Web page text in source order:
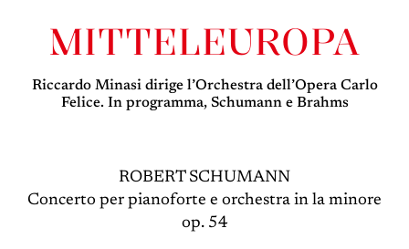
MITTELEUROPA
Riccardo Minasi dirige l’Orchestra dell’Opera Carlo
Felice. In programma, Schumann e Brahms
ROBERT SCHUMANN
Concerto per pianoforte e orchestra in la minore
op. 54